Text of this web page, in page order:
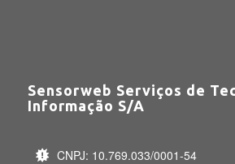
Sensorweb Serviços de
Informação S/A
CNPJ: 10.769.033/0001-54